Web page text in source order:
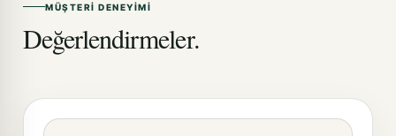
MÜŞTERI DENEYIMI
Değerlendirmeler.